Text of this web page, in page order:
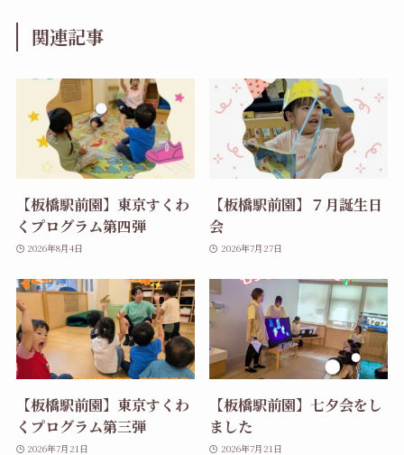
関連記事
【板橋駅前園】東京すくわ
くプログラム第四弾
2026年8月4日
【板橋駅前園】７月誕生日
会
2026年7月27日
【板橋駅前園】東京すくわ
くプログラム第三弾
2026年7月21日
【板橋駅前園】七夕会をし
ました
2026年7月21日